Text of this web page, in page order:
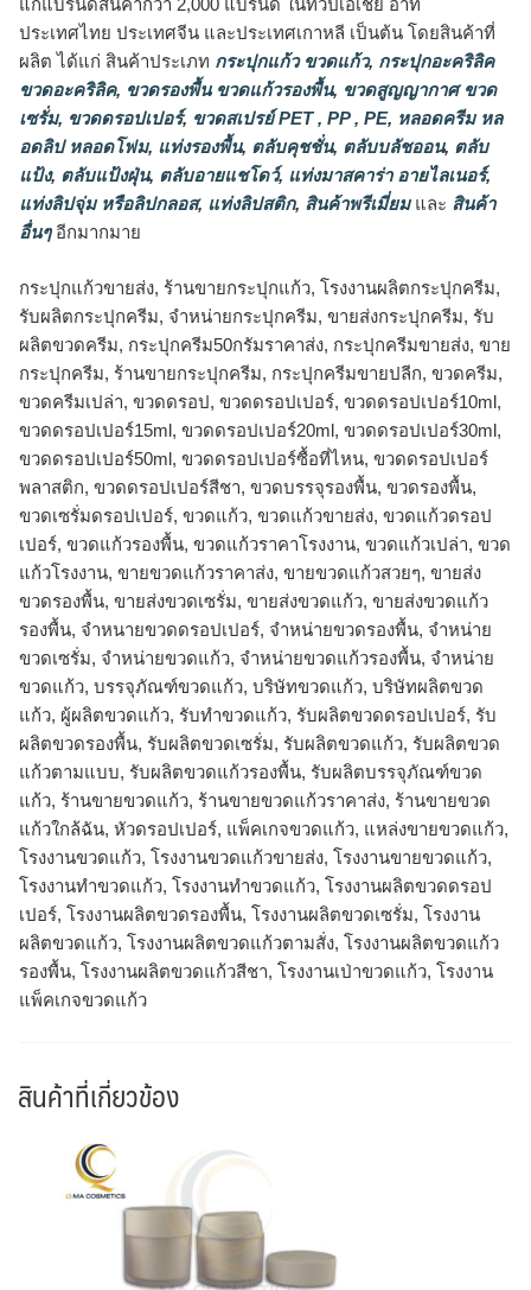
แก่แบรนด์สินค้ากว่า 2,000 แบรนด์ ในทวีปเอเชีย อาทิ
ประเทศไทย ประเทศจีน และประเทศเกาหลี เป็นต้น โดยสินค้าที่
ผลิต ได้แก่ สินค้าประเภท กระปุกแก้ว ขวดแก้ว, กระปุกอะคริลิค
ขวดอะคริลิค, ขวดรองพื้น ขวดแก้วรองพื้น, ขวดสูญญากาศ ขวด
เซรั่ม, ขวดดรอปเปอร์, ขวดสเปรย์ PET , PP , PE, หลอดครีม หล
อดลิป หลอดโฟม, แท่งรองพื้น, ตลับคุชชั่น, ตลับบลัชออน, ตลับ
แป้ง, ตลับแป้งฝุ่น, ตลับอายแชโดว์, แท่งมาสคาร่า อายไลเนอร์,
แท่งลิปจุ่ม หรือลิปกลอส, แท่งลิปสติก, สินค้าพรีเมี่ยมและ สินค้า
อื่นๆอีกมากมาย
กระปุกแก้วขายส่ง, ร้านขายกระปุกแก้ว, โรงงานผลิตกระปุกครีม,
รับผลิตกระปุกครีม, จำหน่ายกระปุกครีม, ขายส่งกระปุกครีม, รับ
ผลิตขวดครีม, กระปุกครีม50กรัมราคาส่ง, กระปุกครีมขายส่ง, ขาย
กระปุกครีม, ร้านขายกระปุกครีม, กระปุกครีมขายปลีก, ขวดครีม,
ขวดครีมเปล่า, ขวดดรอป, ขวดดรอปเปอร์, ขวดดรอปเปอร์10ml,
ขวดดรอปเปอร์15ml, ขวดดรอปเปอร์20ml, ขวดดรอปเปอร์30ml,
ขวดดรอปเปอร์50ml, ขวดดรอปเปอร์ซื้อที่ไหน, ขวดดรอปเปอร์
พลาสติก, ขวดดรอปเปอร์สีชา, ขวดบรรจุรองพื้น, ขวดรองพื้น,
ขวดเซรั่มดรอปเปอร์, ขวดแก้ว, ขวดแก้วขายส่ง, ขวดแก้วดรอป
เปอร์, ขวดแก้วรองพื้น, ขวดแก้วราคาโรงงาน, ขวดแก้วเปล่า, ขวด
แก้วโรงงาน, ขายขวดแก้วราคาส่ง, ขายขวดแก้วสวยๆ, ขายส่ง
ขวดรองพื้น, ขายส่งขวดเซรั่ม, ขายส่งขวดแก้ว, ขายส่งขวดแก้ว
รองพื้น, จำหนายขวดดรอปเปอร์, จำหน่ายขวดรองพื้น, จำหน่าย
ขวดเซรั่ม, จำหน่ายขวดแก้ว, จำหน่ายขวดแก้วรองพื้น, จําหน่าย
ขวดแก้ว, บรรจุภัณฑ์ขวดแก้ว, บริษัทขวดแก้ว, บริษัทผลิตขวด
แก้ว, ผู้ผลิตขวดแก้ว, รับทำขวดแก้ว, รับผลิตขวดดรอปเปอร์, รับ
ผลิตขวดรองพื้น, รับผลิตขวดเซรั่ม, รับผลิตขวดแก้ว, รับผลิตขวด
แก้วตามแบบ, รับผลิตขวดแก้วรองพื้น, รับผลิตบรรจุภัณฑ์ขวด
แก้ว, ร้านขายขวดแก้ว, ร้านขายขวดแก้วราคาส่ง, ร้านขายขวด
แก้วใกล้ฉัน, หัวดรอปเปอร์, แพ็คเกจขวดแก้ว, แหล่งขายขวดแก้ว,
โรงงานขวดแก้ว, โรงงานขวดแก้วขายส่ง, โรงงานขายขวดแก้ว,
โรงงานทำขวดแก้ว, โรงงานทําขวดแก้ว, โรงงานผลิตขวดดรอป
เปอร์, โรงงานผลิตขวดรองพื้น, โรงงานผลิตขวดเซรั่ม, โรงงาน
ผลิตขวดแก้ว, โรงงานผลิตขวดแก้วตามสั่ง, โรงงานผลิตขวดแก้ว
รองพื้น, โรงงานผลิตขวดแก้วสีชา, โรงงานเป่าขวดแก้ว, โรงงาน
แพ็คเกจขวดแก้ว
สินค้าที่เกี่ยวข้อง